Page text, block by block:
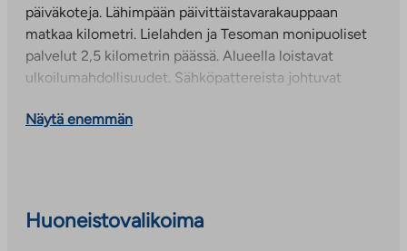
päiväkoteja. Lähimpään päivittäistavarakauppaan
matkaa kilometri. Lielahden ja Tesoman monipuoliset
palvelut 2,5 kilometrin päässä. Alueella loistavat
ulkoilumahdollisuudet. Sähköpattereista johtuvat
Käyttöveden lämmitykseen käytettävä sähkö tulee
Huoneistokohtaiset kylmät varastotilat asuntojen
edessä ja lämpimät irtaimistovarastokomerot VSS-
Näytä enemmän
Huoneistovalikoima